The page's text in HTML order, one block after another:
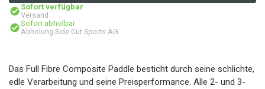
Sofort verfügbar
Versand
Sofort abholbar
Abholung Side Cut Sports AG
Das Full Fibre Composite Paddle besticht durch seine schlichte,
edle Verarbeitung und seine Preisperformance. Alle 2- und 3-